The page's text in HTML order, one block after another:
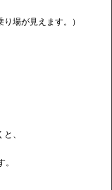
場が見えます。）
、